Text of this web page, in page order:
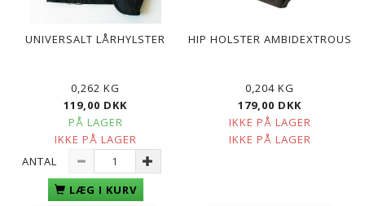
UNIVERSALT LÅRHYLSTER
0,262 KG
119,00 DKK
PÅ LAGER
IKKE PÅ LAGER
ANTAL
LÆG I KURV
HIP HOLSTER AMBIDEXTROUS
0,204 KG
179,00 DKK
IKKE PÅ LAGER
IKKE PÅ LAGER